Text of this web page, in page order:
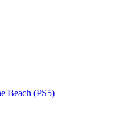
Beach (PS5)